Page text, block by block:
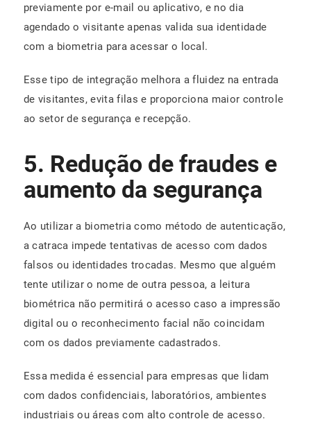
previamente por e-mail ou aplicativo, e no dia
agendado o visitante apenas valida sua identidade
com a biometria para acessar o local.
Esse tipo de integração melhora a fluidez na entrada
de visitantes, evita filas e proporciona maior controle
ao setor de segurança e recepção.
5. Redução de fraudes e
aumento da segurança
Ao utilizar a biometria como método de autenticação,
a catraca impede tentativas de acesso com dados
falsos ou identidades trocadas. Mesmo que alguém
tente utilizar o nome de outra pessoa, a leitura
biométrica não permitirá o acesso caso a impressão
digital ou o reconhecimento facial não coincidam
com os dados previamente cadastrados.
Essa medida é essencial para empresas que lidam
com dados confidenciais, laboratórios, ambientes
industriais ou áreas com alto controle de acesso.